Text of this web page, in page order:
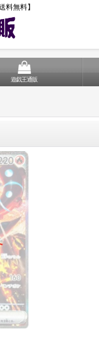
料無料】
遊戯王通販